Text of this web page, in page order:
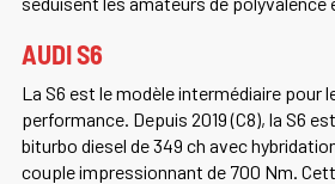
AUDI S6
La S6 est le modèle intermédiaire pour
performance. Depuis 2019 (C8), la S6
biturbo diesel de 349 ch avec
couple impressionnant de 700 Nm.